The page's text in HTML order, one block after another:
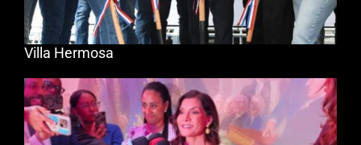
Villa Hermosa